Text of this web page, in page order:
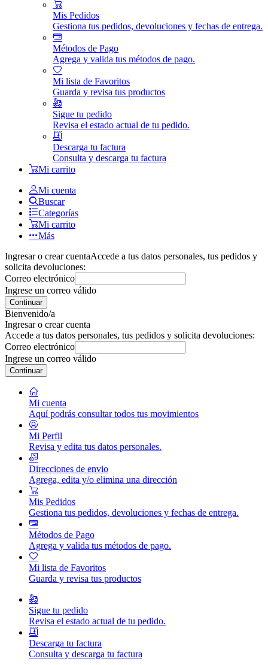
Mis Pedidos
Gestiona tus pedidos, devoluciones y fechas de entrega.
Métodos de Pago
Agrega y valida tus métodos de pago.
Mi lista de Favoritos
Guarda y revisa tus productos
Sigue tu pedido
Revisa el estado actual de tu pedido.
Descarga tu factura
Consulta y descarga tu factura
Mi carrito
Mi cuenta
Buscar
Categorías
Mi carrito
Más
Ingresar o crear cuentaAccede a tus datos personales, tus pedidos y
solicita devoluciones:
Correo electrónico
Ingrese un correo válido
Continuar
Bienvenido/a
Ingresar o crear cuenta
Accede a tus datos personales, tus pedidos y solicita devoluciones:
Correo electrónico
Ingrese un correo válido
Continuar
Mi cuenta
Aquí podrás consultar todos tus movimientos
Mi Perfil
Revisa y edita tus datos personales.
Direcciones de envio
Agrega, edita y/o elimina una dirección
Mis Pedidos
Gestiona tus pedidos, devoluciones y fechas de entrega.
Métodos de Pago
Agrega y valida tus métodos de pago.
Mi lista de Favoritos
Guarda y revisa tus productos
Sigue tu pedido
Revisa el estado actual de tu pedido.
Descarga tu factura
Consulta y descarga tu factura